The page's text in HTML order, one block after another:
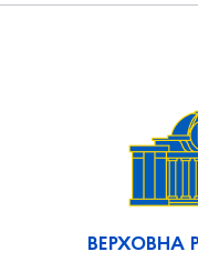
ВЕРХОВНА